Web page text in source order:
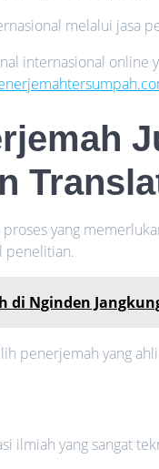
melalui jasa
internasional online
yang
penelitian.
Nginden
penerjemah yang
ilmiah yang sangat